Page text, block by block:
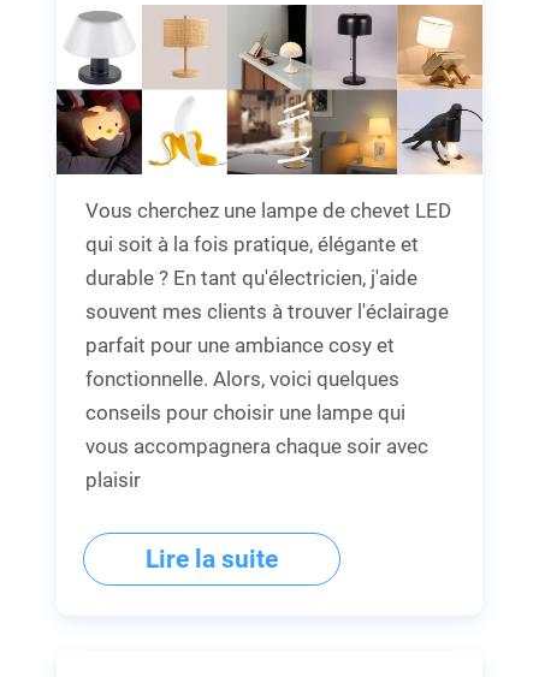
Vous cherchez une lampe de chevet LED
qui soit à la fois pratique, élégante et
durable ? En tant qu'électricien, j'aide
souvent mes clients à trouver l'éclairage
parfait pour une ambiance cosy et
fonctionnelle. Alors, voici quelques
conseils pour choisir une lampe qui
vous accompagnera chaque soir avec
plaisir
Lire la suite